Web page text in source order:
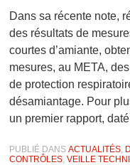
Dans sa récente note,
des résultats de
courtes d’amiante,
mesures, au META,
de protection
désamiantage. Pour
un premier rapport,
PUBLIÉ DANSACTUALITÉS
CONTRÔLES ,VEILLE